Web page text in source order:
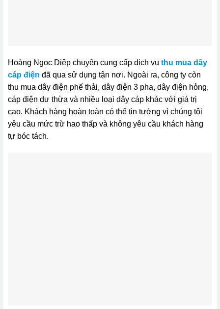
Hoàng Ngọc Diệp chuyên cung cấp dịch vụ thu mua dây
cáp điện đã qua sử dụng tận nơi. Ngoài ra, công ty còn
thu mua dây điện phế thải, dây điện 3 pha, dây điện hỏng,
cáp điện dư thừa và nhiều loại dây cáp khác với giá trị
cao. Khách hàng hoàn toàn có thể tin tưởng vì chúng tôi
yêu cầu mức trừ hao thấp và không yêu cầu khách hàng
tự bóc tách.